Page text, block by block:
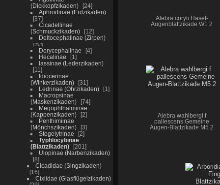
(Dickkopfzikaden)
24
Aphrodinae (Erdzikaden)
37
Cicadellinae
(Schmuckzikaden)
12
Deltocephalinae (Zirpen)
252
Dorycephalinae
4
Hecalinae
1
Iassinae (Lederzikaden)
11
Idiocerinae
(Winkerzikaden)
31
Ledrinae (Ohrzikaden)
1
Macropsinae
(Maskenzikaden)
74
Megophthalminae
(Kappenzikaden)
2
Penthimiinae
(Mönchszikaden)
3
Stegelytrinae
2
Typhlocybinae
(Blattzikaden)
201
Ulopinae (Narbenzikaden)
8
Cicadidae (Singzikaden)
16
Cixiidae (Glasflügelzikaden)
Alebra coryli Hasel-
Augenblattzikade W1 2
Alebra wahlbergi f
pallescens Gemeine
Augen-Blattzikade M5 2